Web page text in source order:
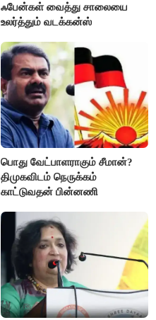
ஃபேன்கள் வைத்து சாலையை
உலர்த்தும் வடக்கன்ஸ்
பொது வேட்பாளராகும் சீமான்?
திமுகவிடம் நெருக்கம்
காட்டுவதன் பின்னணி